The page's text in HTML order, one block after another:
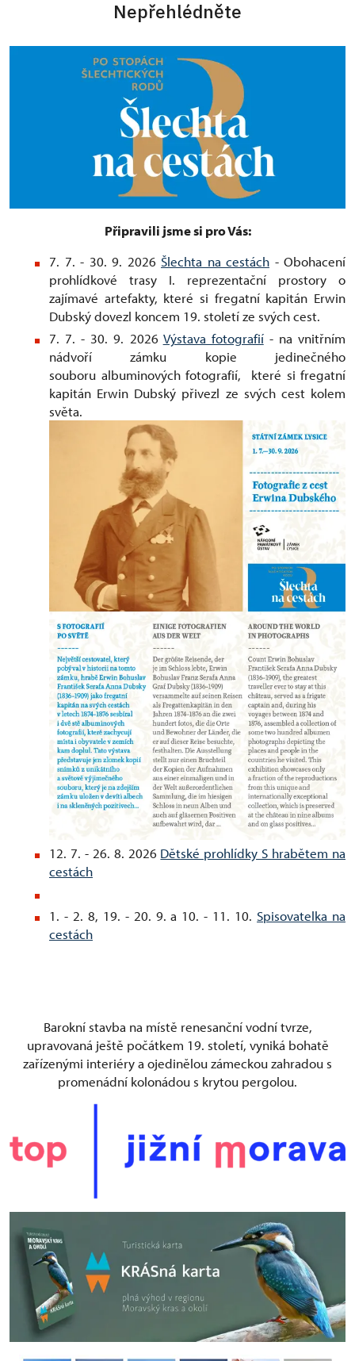
Nepřehlédněte
Připravili jsme si pro Vás:
7. 7. - 30. 9. 2026 Šlechta na cestách - Obohacení
prohlídkové trasy I. reprezentační prostory o
zajímavé artefakty, které si fregatní kapitán Erwin
Dubský dovezl koncem 19. století ze svých cest.
7. 7. - 30. 9. 2026 Výstava fotografií- na vnitřním
nádvoří zámku kopie jedinečného
souboru albuminových fotografií, které si fregatní
kapitán Erwin Dubský přivezl ze svých cest kolem
světa.
12. 7. - 26. 8. 2026 Dětské prohlídky S hrabětem na
cestách
1. - 2. 8, 19. - 20. 9. a 10. - 11. 10. Spisovatelka na
cestách
Barokní stavba na místě renesanční vodní tvrze,
upravovaná ještě počátkem 19. století, vyniká bohatě
zařízenými interiéry a ojedinělou zámeckou zahradou s
promenádní kolonádou s krytou pergolou.